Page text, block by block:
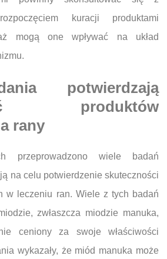
kuracji produktami
mogą one wpływać na układ
potwierdzają
produktów
rany
przeprowadzono wiele badań
na celu potwierdzenie skuteczności
w leczeniu ran. Wiele z tych badań
zwłaszcza miodzie manuka,
ceniony za swoje właściwości
wykazały, że miód manuka może